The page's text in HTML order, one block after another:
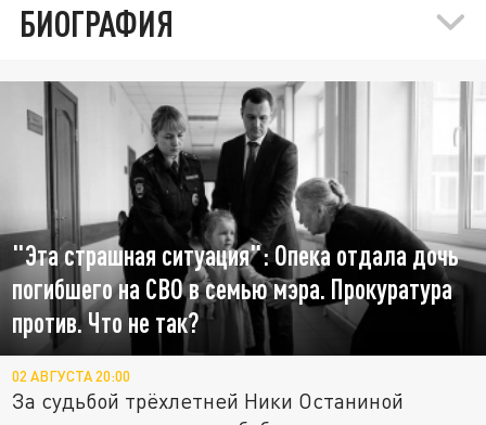
БИОГРАФИЯ
"Эта страшная ситуация": Опека отдала дочь
погибшего на СВО в семью мэра. Прокуратура
против. Что не так?
02 АВГУСТА 20:00
За судьбой трёхлетней Ники Останиной